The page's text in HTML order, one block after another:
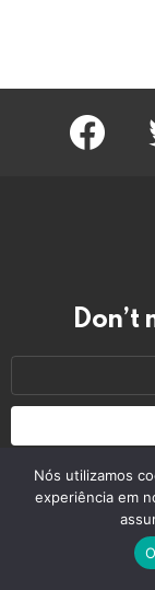
facebook
Don’t
© 2026 by
Nós utilizamos
experiência em